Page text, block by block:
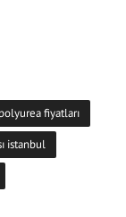
fiyatları
istanbul